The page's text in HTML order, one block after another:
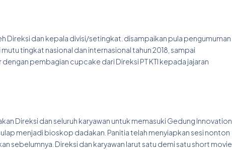
Direksi dan kepala divisi/setingkat. disampaikan pula pengumuman
tingkat nasional dan internasional tahun 2018, sampai
pembagian cupcake dari Direksi PT KTI kepada jajaran
Direksi dan seluruh karyawan untuk memasuki Gedung Innovation
menjadi bioskop dadakan. Panitia telah menyiapkan sesi nonton
sebelumnya. Direksi dan karyawan larut satu demi satu short movie